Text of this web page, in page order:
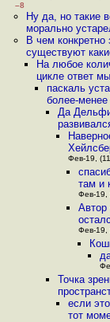
–8
Ну да, но такие
морально
В чем
существуют
На любое
цикле ответ
паскаль
более-
Да
Фев-19,
там и
Фев-19,
Автор
Фев-19,
Точка
если
тот